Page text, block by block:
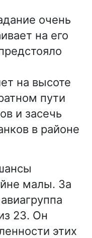
очень
на его
на высоте
пути
и засечь
в районе
малы. За
23. Он
этих